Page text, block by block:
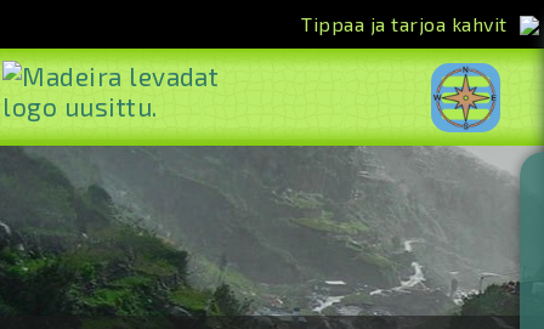
Tippaa ja tarjoa kahvit
<<